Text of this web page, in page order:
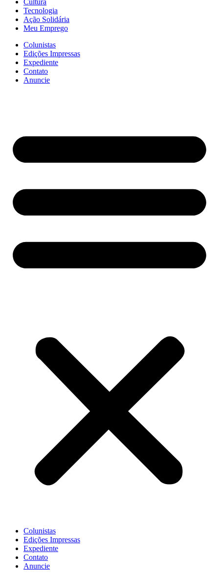
Cultura
Tecnologia
Ação Solidária
Meu Emprego
Colunistas
Edições Impressas
Expediente
Contato
Anuncie
Colunistas
Edições Impressas
Expediente
Contato
Anuncie